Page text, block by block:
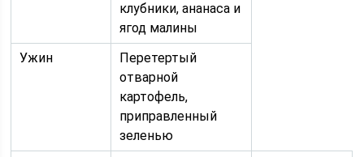
клубники, ананаса и
ягод малины
Ужин
Перетертый
отварной
картофель,
приправленный
зеленью